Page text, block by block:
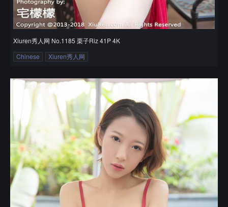
Xiuren秀人网 No.1185 栗子Riz 41P 4K
Chinese
Xiuren秀人网